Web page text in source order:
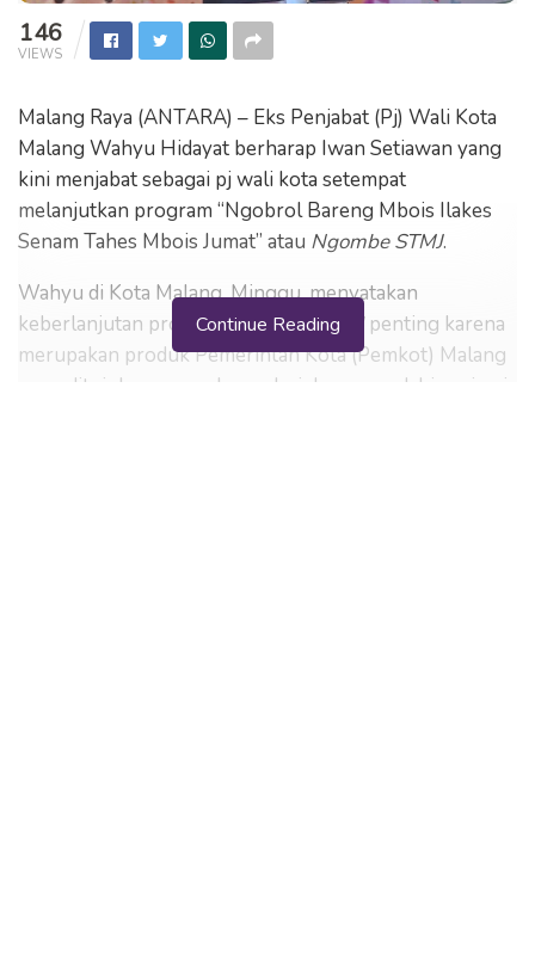
146
VIEWS
Malang Raya (ANTARA) – Eks Penjabat (Pj) Wali Kota
Malang Wahyu Hidayat berharap Iwan Setiawan yang
kini menjabat sebagai pj wali kota setempat
melanjutkan program “Ngobrol Bareng Mbois Ilakes
Senam Tahes Mbois Jumat” atau Ngombe STMJ.
Wahyu di Kota Malang, Minggu, menyatakan
keberlanjutan programNgombe STMJ penting karena
merupakan produk Pemerintah Kota (Pemkot) Malang
yang ditujukan mengakomodasi dan mewadahi aspirasi
Continue Reading